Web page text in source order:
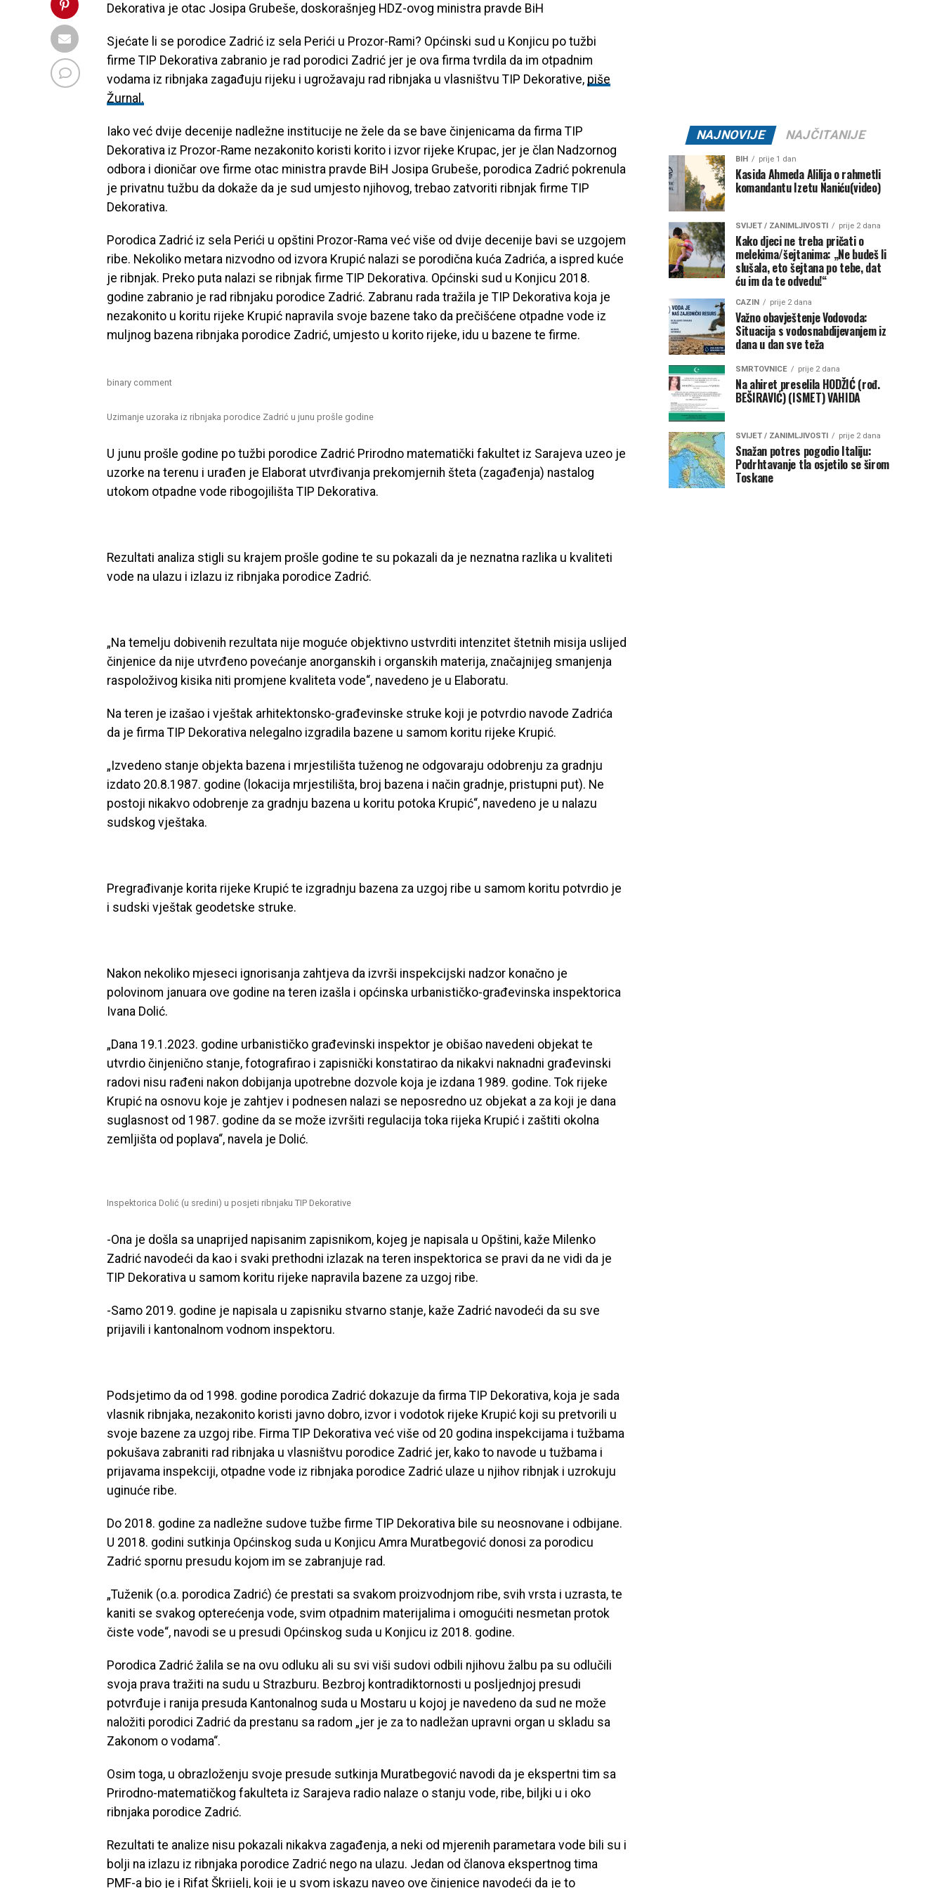
Dekorativa je otac Josipa Grubeše, doskorašnjeg HDZ-ovog ministra pravde BiH
Sjećate li se porodice Zadrić iz sela Perići u Prozor-Rami? Općinski sud u Konjicu po tužbi
firme TIP Dekorativa zabranio je rad porodici Zadrić jer je ova firma tvrdila da im otpadnim
vodama iz ribnjaka zagađuju rijeku i ugrožavaju rad ribnjaka u vlasništvu TIP Dekorative, piše
Žurnal.
Iako već dvije decenije nadležne institucije ne žele da se bave činjenicama da firma TIP
Dekorativa iz Prozor-Rame nezakonito koristi korito i izvor rijeke Krupac, jer je član Nadzornog
odbora i dioničar ove firme otac ministra pravde BiH Josipa Grubeše, porodica Zadrić pokrenula
je privatnu tužbu da dokaže da je sud umjesto njihovog, trebao zatvoriti ribnjak firme TIP
Dekorativa.
Porodica Zadrić iz sela Perići u opštini Prozor-Rama već više od dvije decenije bavi se uzgojem
ribe. Nekoliko metara nizvodno od izvora Krupić nalazi se porodična kuća Zadrića, a ispred kuće
je ribnjak. Preko puta nalazi se ribnjak firme TIP Dekorativa. Općinski sud u Konjicu 2018.
godine zabranio je rad ribnjaku porodice Zadrić. Zabranu rada tražila je TIP Dekorativa koja je
nezakonito u koritu rijeke Krupić napravila svoje bazene tako da prečišćene otpadne vode iz
muljnog bazena ribnjaka porodice Zadrić, umjesto u korito rijeke, idu u bazene te firme.
binary comment
Uzimanje uzoraka iz ribnjaka porodice Zadrić u junu prošle godine
U junu prošle godine po tužbi porodice Zadrić Prirodno matematički fakultet iz Sarajeva uzeo je
uzorke na terenu i urađen je Elaborat utvrđivanja prekomjernih šteta (zagađenja) nastalog
utokom otpadne vode ribogojilišta TIP Dekorativa.
Rezultati analiza stigli su krajem prošle godine te su pokazali da je neznatna razlika u kvaliteti
vode na ulazu i izlazu iz ribnjaka porodice Zadrić.
„Na temelju dobivenih rezultata nije moguće objektivno ustvrditi intenzitet štetnih misija uslijed
činjenice da nije utvrđeno povećanje anorganskih i organskih materija, značajnijeg smanjenja
raspoloživog kisika niti promjene kvaliteta vode“, navedeno je u Elaboratu.
Na teren je izašao i vještak arhitektonsko-građevinske struke koji je potvrdio navode Zadrića
da je firma TIP Dekorativa nelegalno izgradila bazene u samom koritu rijeke Krupić.
„Izvedeno stanje objekta bazena i mrjestilišta tuženog ne odgovaraju odobrenju za gradnju
izdato 20.8.1987. godine (lokacija mrjestilišta, broj bazena i način gradnje, pristupni put). Ne
postoji nikakvo odobrenje za gradnju bazena u koritu potoka Krupić“, navedeno je u nalazu
sudskog vještaka.
Pregrađivanje korita rijeke Krupić te izgradnju bazena za uzgoj ribe u samom koritu potvrdio je
i sudski vještak geodetske struke.
Nakon nekoliko mjeseci ignorisanja zahtjeva da izvrši inspekcijski nadzor konačno je
polovinom januara ove godine na teren izašla i općinska urbanističko-građevinska inspektorica
Ivana Dolić.
„Dana 19.1.2023. godine urbanističko građevinski inspektor je obišao navedeni objekat te
utvrdio činjenično stanje, fotografirao i zapisnički konstatirao da nikakvi naknadni građevinski
radovi nisu rađeni nakon dobijanja upotrebne dozvole koja je izdana 1989. godine. Tok rijeke
Krupić na osnovu koje je zahtjev i podnesen nalazi se neposredno uz objekat a za koji je dana
suglasnost od 1987. godine da se može izvršiti regulacija toka rijeka Krupić i zaštiti okolna
zemljišta od poplava“, navela je Dolić.
Inspektorica Dolić (u sredini) u posjeti ribnjaku TIP Dekorative
-Ona je došla sa unaprijed napisanim zapisnikom, kojeg je napisala u Opštini, kaže Milenko
Zadrić navodeći da kao i svaki prethodni izlazak na teren inspektorica se pravi da ne vidi da je
TIP Dekorativa u samom koritu rijeke napravila bazene za uzgoj ribe.
-Samo 2019. godine je napisala u zapisniku stvarno stanje, kaže Zadrić navodeći da su sve
prijavili i kantonalnom vodnom inspektoru.
Podsjetimo da od 1998. godine porodica Zadrić dokazuje da firma TIP Dekorativa, koja je sada
vlasnik ribnjaka, nezakonito koristi javno dobro, izvor i vodotok rijeke Krupić koji su pretvorili u
svoje bazene za uzgoj ribe. Firma TIP Dekorativa već više od 20 godina inspekcijama i tužbama
pokušava zabraniti rad ribnjaka u vlasništvu porodice Zadrić jer, kako to navode u tužbama i
prijavama inspekciji, otpadne vode iz ribnjaka porodice Zadrić ulaze u njihov ribnjak i uzrokuju
uginuće ribe.
Do 2018. godine za nadležne sudove tužbe firme TIP Dekorativa bile su neosnovane i odbijane.
U 2018. godini sutkinja Općinskog suda u Konjicu Amra Muratbegović donosi za porodicu
Zadrić spornu presudu kojom im se zabranjuje rad.
„Tuženik (o.a. porodica Zadrić) će prestati sa svakom proizvodnjom ribe, svih vrsta i uzrasta, te
kaniti se svakog opterećenja vode, svim otpadnim materijalima i omogućiti nesmetan protok
čiste vode“, navodi se u presudi Općinskog suda u Konjicu iz 2018. godine.
Porodica Zadrić žalila se na ovu odluku ali su svi viši sudovi odbili njihovu žalbu pa su odlučili
svoja prava tražiti na sudu u Strazburu. Bezbroj kontradiktornosti u posljednjoj presudi
potvrđuje i ranija presuda Kantonalnog suda u Mostaru u kojoj je navedeno da sud ne može
naložiti porodici Zadrić da prestanu sa radom „jer je za to nadležan upravni organ u skladu sa
Zakonom o vodama“.
Osim toga, u obrazloženju svoje presude sutkinja Muratbegović navodi da je ekspertni tim sa
Prirodno-matematičkog fakulteta iz Sarajeva radio nalaze o stanju vode, ribe, biljki u i oko
ribnjaka porodice Zadrić.
Rezultati te analize nisu pokazali nikakva zagađenja, a neki od mjerenih parametara vode bili su i
bolji na izlazu iz ribnjaka porodice Zadrić nego na ulazu. Jedan od članova ekspertnog tima
PMF-a bio je i Rifat Škrijelj, koji je u svom iskazu naveo ove činjenice navodeći da je to
NAJNOVIJE NAJČITANIJE
BIH prije 1 dan
Kasida Ahmeda Alilija o rahmetli
komandantu Izetu Naniću(video)
SVIJET / ZANIMLJIVOSTI prije 2 dana
Kako djeci ne treba pričati o
melekima/šejtanima: „Ne budeš li
slušala, eto šejtana po tebe, dat
ću im da te odvedu!“
CAZIN prije 2 dana
Važno obavještenje Vodovoda:
Situacija s vodosnabdijevanjem iz
dana u dan sve teža
SMRTOVNICE prije 2 dana
Na ahiret preselila HODŽIĆ (rođ.
BEŠIRAVIĆ) (ISMET) VAHIDA
SVIJET / ZANIMLJIVOSTI prije 2 dana
Snažan potres pogodio Italiju:
Podrhtavanje tla osjetilo se širom
Toskane